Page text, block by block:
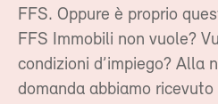
FFS. Oppure è proprio
FFS Immobili non vuole?
condizioni d’impiego? Alla
domanda abbiamo